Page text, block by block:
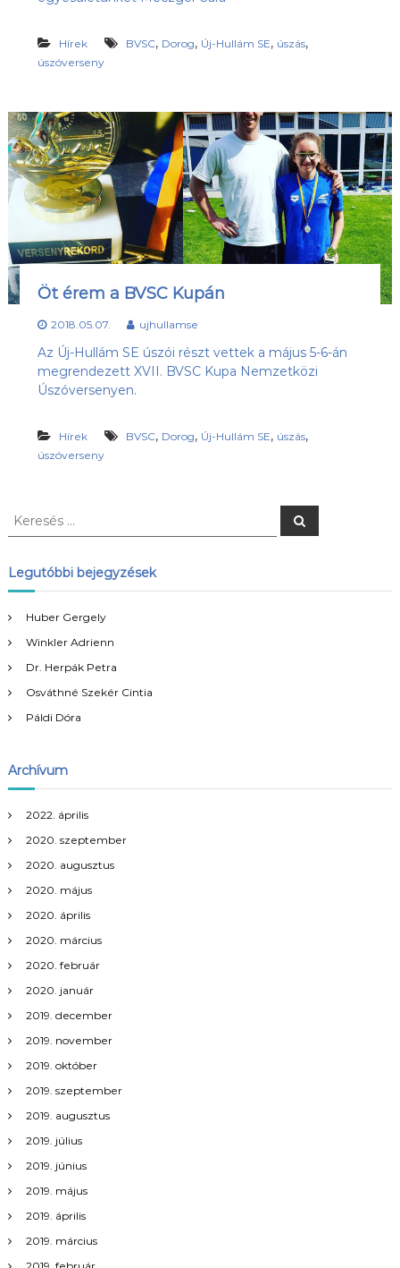
Hírek BVSC, Dorog, Új-Hullám SE, úszás,
úszóverseny
Öt érem a BVSC Kupán
2018.05.07. ujhullamse
Az Új-Hullám SE úszói részt vettek a május 5-6-án
megrendezett XVII. BVSC Kupa Nemzetközi
Úszóversenyen.
Hírek BVSC, Dorog, Új-Hullám SE, úszás,
úszóverseny
K
e
s
s
:
K
e
s
Legutóbbi bejegyzések
Huber Gergely
Winkler Adrienn
Dr. Herpák Petra
Osváthné Szekér Cintia
Páldi Dóra
Archívum
2022. április
2020. szeptember
2020. augusztus
2020. május
2020. április
2020. március
2020. február
2020. január
2019. december
2019. november
2019. október
2019. szeptember
2019. augusztus
2019. július
2019. június
2019. május
2019. április
2019. március